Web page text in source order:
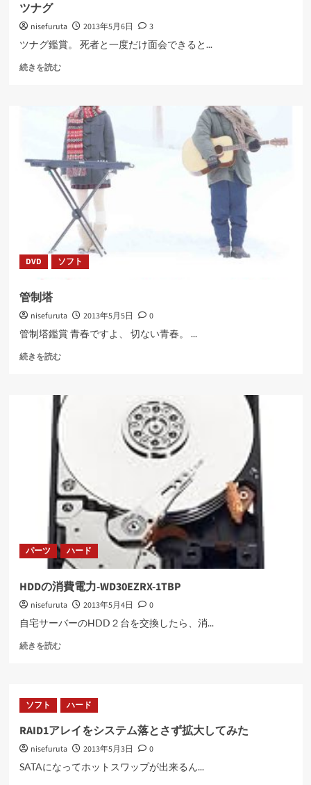
ツナグ
nisefuruta 2013年5月6日
3
ツナグ鑑賞。 死者と一度だけ面会できると...
続きを読むツ
つ
い
て
さ
ら
に
読
DVD ソフト
管制塔
nisefuruta 2013年5月5日
0
管制塔鑑賞 青春ですよ、 切ない青春。 ...
続きを読む管
に
つ
さ
ら
に
読
む
パーツ ハード
HDDの消費電力-WD30EZRX-1TBP
nisefuruta 2013年5月4日
0
自宅サーバーのHDD２台を交換したら、消...
続きを読むHDD
電
力-
WD30EZRX-
1TBP
に
つ
ソフト ハード
RAID1アレイをシステム落とさず拡大してみた
nisefuruta 2013年5月3日
0
SATAになってホットスワップが出来るん...